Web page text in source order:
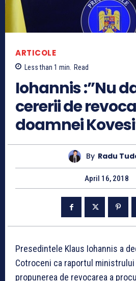
ARTICOLE
Less than 1 min. Read
Iohannis :”Nu
cererii de
doamnei
By Radu
April 16, 2018
Presedintele Klaus Iohannis a
Cotroceni ca raportul
propunerea de revocarea a